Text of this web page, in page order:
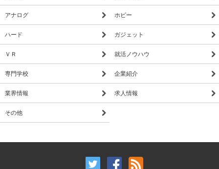
▼イベントやマルチプレイも充実！
デイリーダンジョンに挑戦して装備のパワーアップに必要な原
料をゲット！
フレンドや他のプレイヤーを仲間として従え、一緒に敵と戦お
う！
※ダンジョンアドベンチャーの最高傑作といわれた前作を圧倒
的に上回る迫力と爽快感！
「DARK QUEST 5 (ダーククエスト5)」を今すぐ無料でダウン
アナログ ホビー
ハード ガジェット
ＶＲ 就活ノウハウ
専門学校 企業紹介
業界情報 求人情報
その他